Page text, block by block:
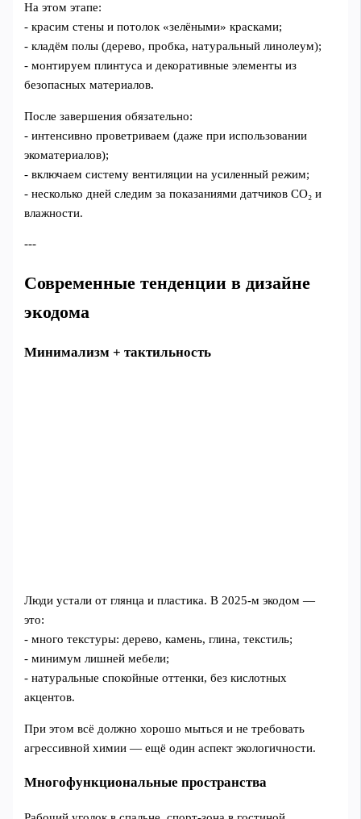
На этом этапе:
- красим стены и потолок «зелёными» красками;
- кладём полы (дерево, пробка, натуральный линолеум);
- монтируем плинтуса и декоративные элементы из
безопасных материалов.
После завершения обязательно:
- интенсивно проветриваем (даже при использовании
экоматериалов);
- включаем систему вентиляции на усиленный режим;
- несколько дней следим за показаниями датчиков CO₂ и
влажности.
---
Современные тенденции в дизайне
экодома
Минимализм + тактильность
Люди устали от глянца и пластика. В 2025-м экодом —
это:
- много текстуры: дерево, камень, глина, текстиль;
- минимум лишней мебели;
- натуральные спокойные оттенки, без кислотных
акцентов.
При этом всё должно хорошо мыться и не требовать
агрессивной химии — ещё один аспект экологичности.
Многофункциональные пространства